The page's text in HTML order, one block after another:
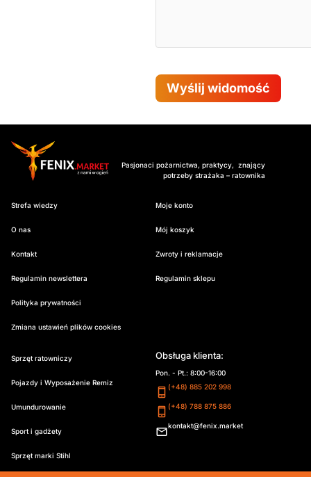
Wyślij widomość
Pasjonaci pożarnictwa, praktycy, znający
potrzeby strażaka – ratownika
Strefa wiedzy
O nas
Kontakt
Regulamin newslettera
Polityka prywatności
Zmiana ustawień plików cookies
Moje konto
Mój koszyk
Zwroty i reklamacje
Regulamin sklepu
Sprzęt ratowniczy
Pojazdy i Wyposażenie Remiz
Umundurowanie
Sport i gadżety
Sprzęt marki Stihl
Obsługa klienta:
Pon. - Pt.: 8:00-16:00
(+48) 885 202 998
(+48) 788 875 886
kontakt@fenix.market